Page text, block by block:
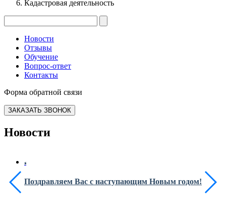
Кадастровая деятельность
Новости
Отзывы
Обучение
Вопрос-ответ
Контакты
Форма обратной связи
ЗАКАЗАТЬ ЗВОНОК
Новости
Поздравляем Вас с наступающим Новым годом!